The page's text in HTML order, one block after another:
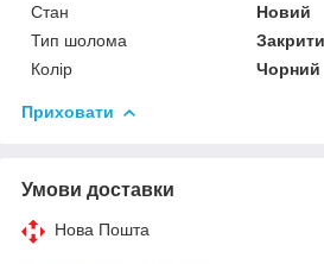
Стан
Новий
Тип шолома
Колір
Чорний
Приховати
Умови доставки
Нова Пошта